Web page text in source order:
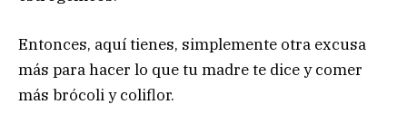
Entonces, aquí tienes, simplemente otra excusa
más para hacer lo que tu madre te dice y comer
más brócoli y coliflor.